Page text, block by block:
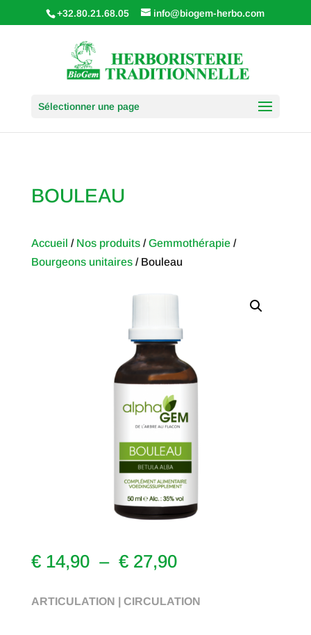
+32.80.21.68.05 info@biogem-herbo.com
Sélectionner une page
BOULEAU
Accueil / Nos produits/Gemmothérapie/
Bourgeons unitaires/ Bouleau
€14,90 – €27,90Plage
prix :
ARTICULATION | CIRCULATION